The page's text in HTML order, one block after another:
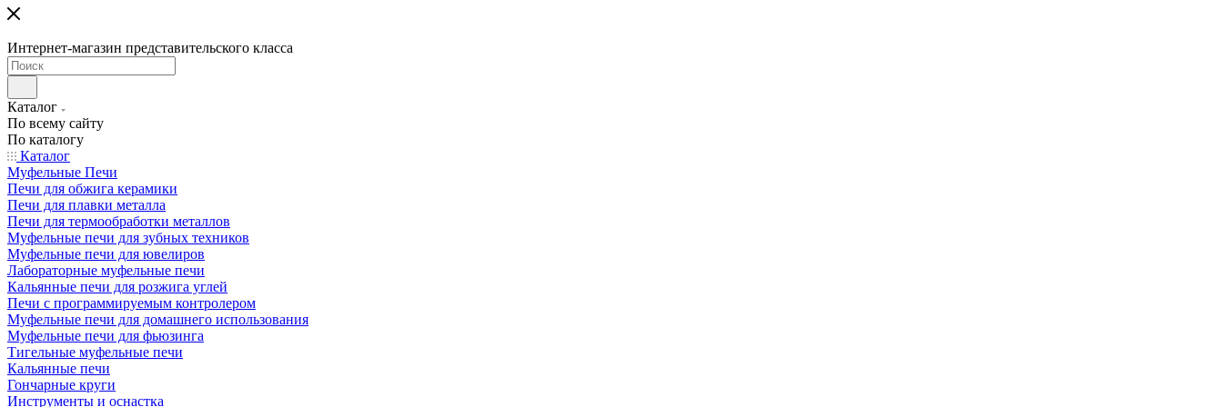
Интернет-магазин представительского класса
Каталог
По всему сайту
По каталогу
Каталог
Муфельные Печи
Печи для обжига керамики
Печи для плавки металла
Печи для термообработки металлов
Муфельные печи для зубных техников
Муфельные печи для ювелиров
Лабораторные муфельные печи
Кальянные печи для розжига углей
Печи с программируемым контролером
Муфельные печи для домашнего использования
Муфельные печи для фьюзинга
Тигельные муфельные печи
Кальянные печи
Гончарные круги
Инструменты и оснастка